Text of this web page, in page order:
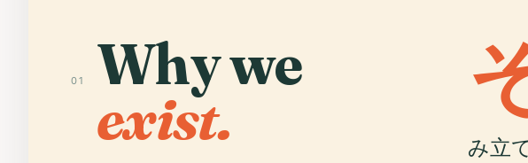
01 Why we
exist.
み立